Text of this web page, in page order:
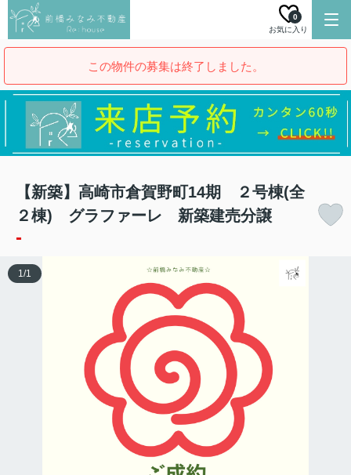
お気に入り
0
この物件の募集は終了しました。
【新築】高崎市倉賀野町14期 ２号棟(全
２棟) グラファーレ 新築建売分譲
-
1/1